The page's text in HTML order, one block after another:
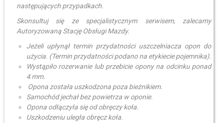
następujących przypadkach.
Skonsultuj się ze specjalistycznym serwisem, zalecamy
Autoryzowaną Stację Obsługi Mazdy.
Jeżeli upłynął termin przydatności uszczelniacza opon do
użycia. (Termin przydatności podano na etykiecie pojemnika).
Wystąpiło rozerwanie lub przebicie opony na odcinku ponad
4 mm.
Opona została uszkodzona poza bieżnikiem.
Samochód jechał bez powietrza w oponie.
Opona odłączyła się od obręczy koła.
Uszkodzeniu uległa obręcz koła.